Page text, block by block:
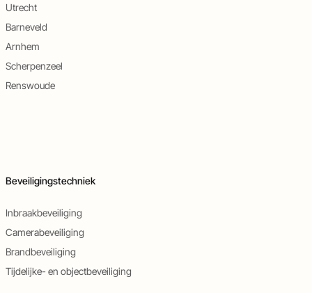
Utrecht
Barneveld
Arnhem
Scherpenzeel
Renswoude
Beveiligingstechniek
Inbraakbeveiliging
Camerabeveiliging
Brandbeveiliging
Tijdelijke- en objectbeveiliging